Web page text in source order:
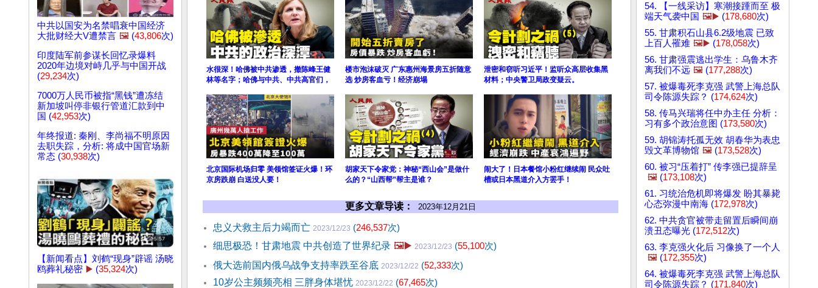
中共以国安为名禁唱衰中国经济
大批财经大V遭禁言 🖼️ (43,806次)
印度陆军前参谋长回忆录爆料
2020年边境对峙几乎与中国开战
(29,234次)
7000万人民币被指“黑钱”遭冻结
新加坡叫停非银行管道汇款到中
国 (42,953次)
年终报道: 秦刚、李尚福不明原因
去职失踪，分析: 将成中国官场新
常态 (30,938次)
【新闻看点】刘鹤“现身”辟谣 汤晓
鸥葬礼秘密 ▶️ (35,324次)
水很深！哈佛被中共渗透，撤陈峰王健
林等名字；哈佛与中共、中共高官们，
楼市泡沫破灭 广东惠州海景房五折随意
选 炒房客血亏！经济崩塌
泄密和窃听习近平！监听众高层收集黑
材料；中央警卫局政变疑云。
北京国际机场归零 美领馆签证火爆！环
京房跌崩 白送没人要！
胡家天下令家党：神秘“西山会”是做什
么的？“山西帮”帮主是谁？
闹大了！日本餐馆小粉红继续闹 民众吐
槽或日本黑道介入方罢手！
更多文章导读： 2023年12月21日
忠义犬救主后力竭而亡 2023/12/23 (246,537次)
细思极恐！甘肃地震 中共创造了世界纪录 🖼️▶️ 2023/12/23 (55,100次)
俄大选前国内俄乌战争支持率跌至谷底 2023/12/22 (52,333次)
10岁公主频频亮相 三胖身体堪忧 2023/12/22 (67,465次)
54. 【一线采访】寒潮接踵而至 极
端天气袭中国 🖼️▶️ (178,680次)
55. 甘肃积石山县6.2级地震 已致
上百人罹难 🖼️▶️ (178,058次)
56. 甘肃强震逃出学生：乌鲁木齐
离我们不远 🖼️ (177,288次)
57. 被爆毒死李克强 武警上海总队
司令陈源失踪？ (174,624次)
58. 传马兴瑞将任中办主任 分析：
习有多个政治意图 (173,580次)
59. 胡锦涛托孤无效 胡春华为表忠
毁文革博物馆 🖼️ (173,528次)
60. 被习“压着打” 传李强已提辞呈
🖼️ (173,108次)
61. 习统治危机即将爆发 盼其暴毙
心态弥漫中南海 (172,978次)
62. 中共贪官被带走留置后瞬间崩
溃丑态曝光 (172,512次)
63. 李克强火化后 习像换了一个人
🖼️ (172,355次)
64. 被爆毒死李克强 武警上海总队
司令陈源失踪？ (171,840次)